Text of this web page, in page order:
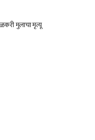
मुलाचा मृत्यू